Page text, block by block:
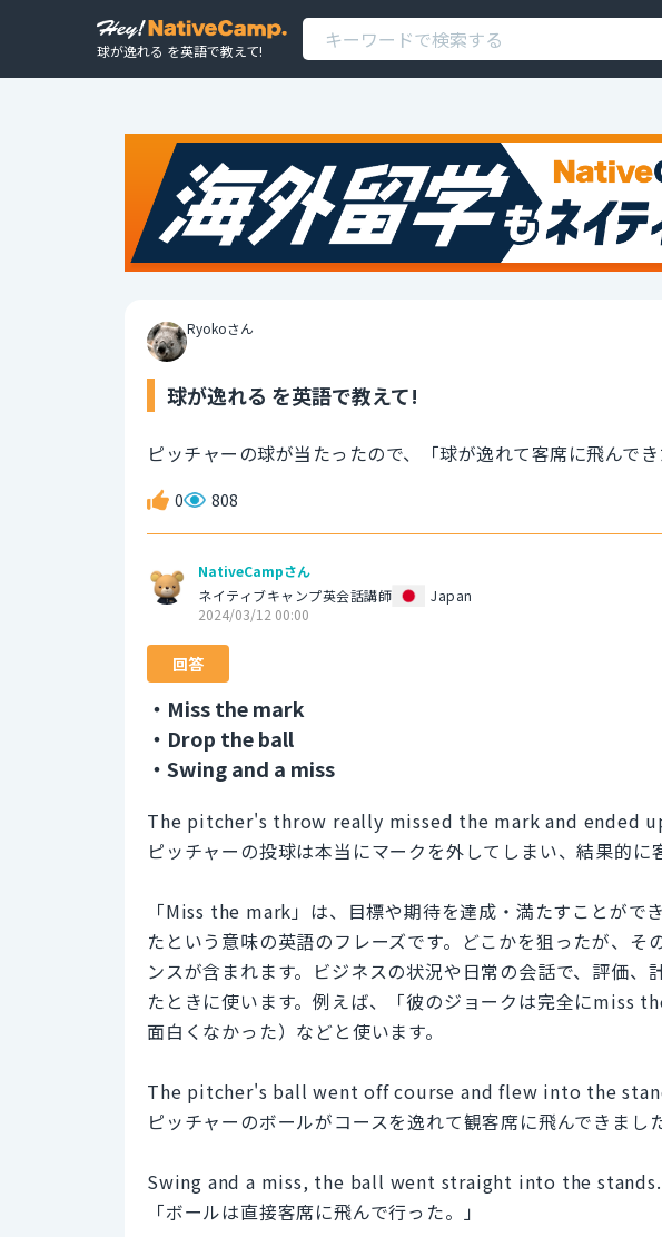
球が逸れる を英語で教えて!
Ryokoさん
球が逸れる を英語で教えて!
ピッチャーの球が当たったので、「球が逸れて客席に飛んでき
0 808
NativeCampさん
ネイティブキャンプ英会話講師
Japan
2024/03/12 00:00
回答
・Miss the mark
・Drop the ball
・Swing and a miss
The pitcher's throw really missed the mark and ended
ピッチャーの投球は本当にマークを外してしまい、結果的に
「Miss the mark」は、目標や期待を達成・満たすことがで
たという意味の英語のフレーズです。どこかを狙ったが、そ
ンスが含まれます。ビジネスの状況や日常の会話で、評価、
たときに使います。例えば、「彼のジョークは完全にmiss
面白くなかった）などと使います。
The pitcher's ball went off course and flew into the
ピッチャーのボールがコースを逸れて観客席に飛んできました
Swing and a miss, the ball went straight into the stands.
「ボールは直接客席に飛んで行った。」